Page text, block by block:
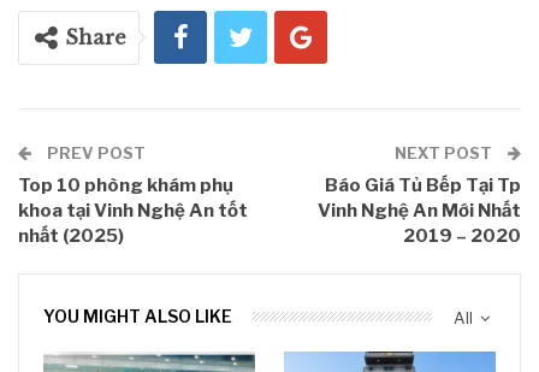
Share
PREV POST
Top 10 phòng khám phụ
khoa tại Vinh Nghệ An tốt
nhất (2025)
NEXT POST
Báo Giá Tủ Bếp Tại Tp
Vinh Nghệ An Mới Nhất
2019 – 2020
All
YOU MIGHT ALSO LIKE